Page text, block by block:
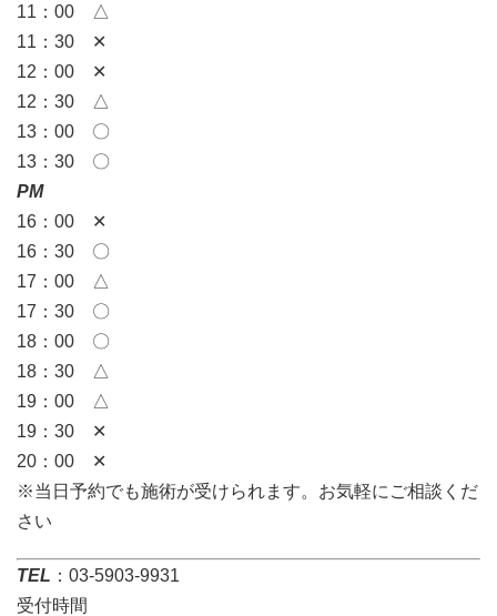
11：00 △
11：30 ✕
12：00 ✕
12：30 △
13：00 〇
13：30 〇
PM
16：00 ✕
16：30 〇
17：00 △
17：30 〇
18：00 〇
18：30 △
19：00 △
19：30 ✕
20：00 ✕
※当日予約でも施術が受けられます。お気軽にご相談くだ
さい
TEL ：03-5903-9931
受付時間